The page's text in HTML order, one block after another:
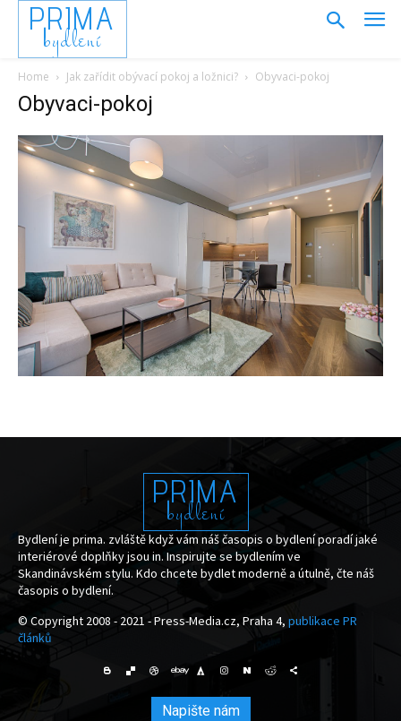
PRIMA
bydlení
Home Jak zařídit obývací pokoj a ložnici? Obyvaci-pokoj
Obyvaci-pokoj
PRIMA
bydlení
Bydlení je prima. zvláště když vám náš časopis o bydlení poradí jaké
interiérové doplňky jsou in. Inspirujte se bydlením ve
Skandinávském stylu. Kdo chcete bydlet moderně a útulně, čte náš
časopis o bydlení.
© Copyright 2008 - 2021 - Press-Media.cz, Praha 4, publikace PR
článků
Napište nám